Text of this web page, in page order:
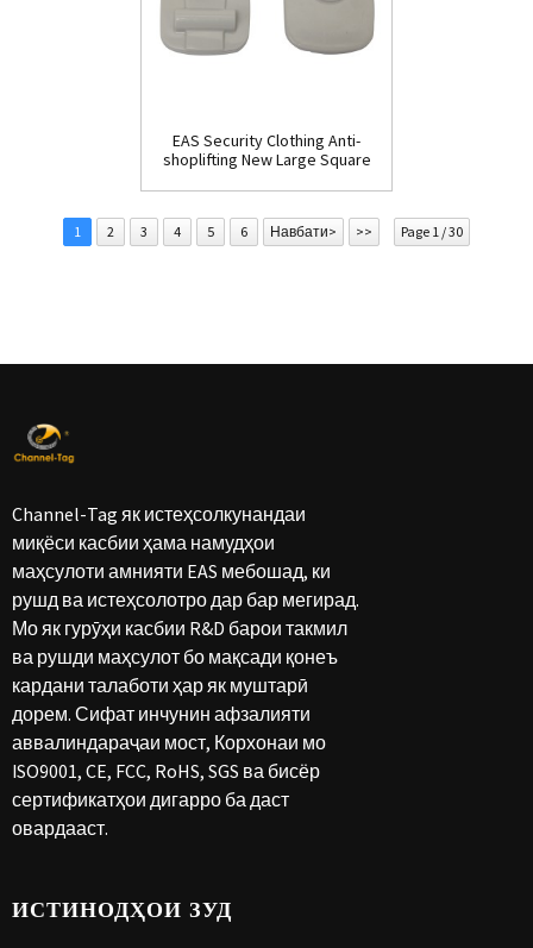
EAS Security Clothing Anti-
shoplifting New Large Square
1 2 3 4 5 6 Навбати> >> Page 1 / 30
Channel-Tag як истеҳсолкунандаи
миқёси касбии ҳама намудҳои
маҳсулоти амнияти EAS мебошад, ки
рушд ва истеҳсолотро дар бар мегирад.
Мо як гурӯҳи касбии R&D барои такмил
ва рушди маҳсулот бо мақсади қонеъ
кардани талаботи ҳар як муштарӣ
дорем. Сифат инчунин афзалияти
аввалиндараҷаи мост, Корхонаи мо
ISO9001, CE, FCC, RoHS, SGS ва бисёр
сертификатҳои дигарро ба даст
овардааст.
ИСТИНОДҲОИ ЗУД